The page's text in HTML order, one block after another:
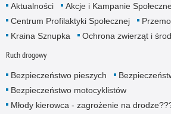
Aktualności
Akcje i Kampanie
Centrum Profilaktyki Społecznej
Kraina Sznupka
Ochrona zwierząt i
Ruch drogowy
Bezpieczeństwo pieszych
Bezpieczeństwo motocyklistów
Młody kierowca - zagrożenie na